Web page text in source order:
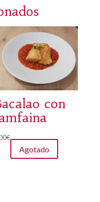
con
€
Agotado